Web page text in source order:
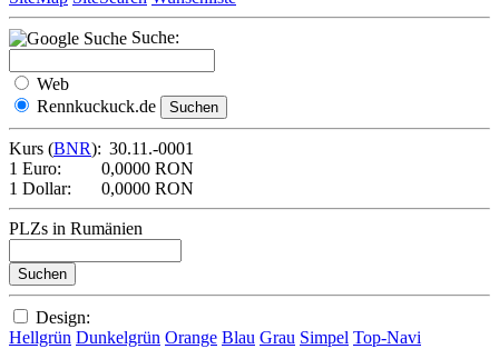
Suche:
Web
Rennkuckuck.de
Kurs (BNR): 30.11.-0001
1 Euro:
0,0000 RON
1 Dollar:
0,0000 RON
PLZs in Rumänien
Design:
Hellgrün Dunkelgrün Orange Blau Grau Simpel Top-Navi